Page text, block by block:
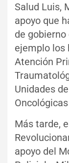
Salud Luis,
apoyo que
de
ejemplo los
Atención
Unidades
Más tarde,
apoyo del